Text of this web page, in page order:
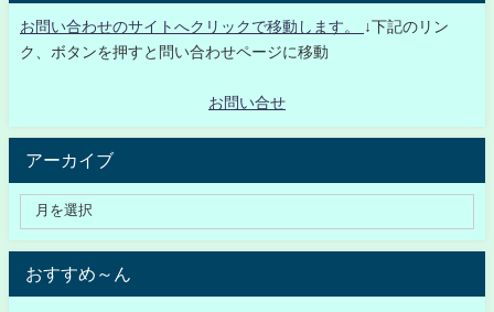
お問い合わせのサイトへクリックで移動します。
↓下記のリン
ク、ボタンを押すと問い合わせページに移動
お問い合せ
アーカイブ
おすすめ～ん